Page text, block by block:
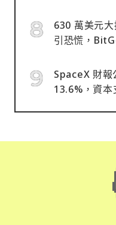
630 萬美元
引恐慌，
SpaceX 財報
13.6%，資